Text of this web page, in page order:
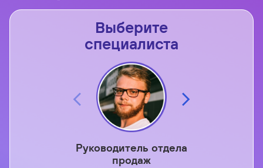
Выберите
специалиста
Руководитель отдела
продаж